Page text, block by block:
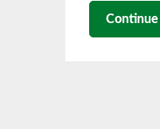
Continue